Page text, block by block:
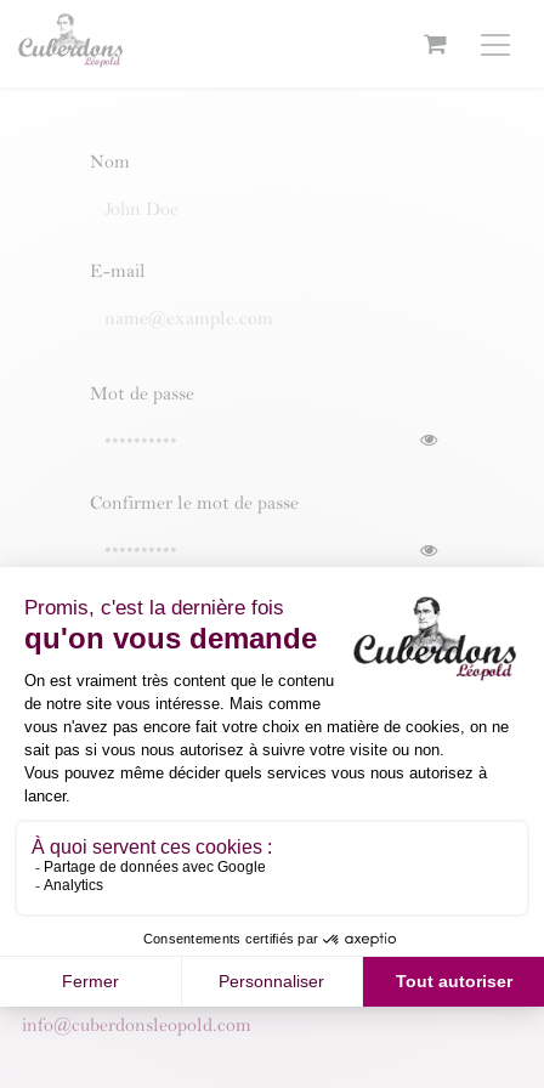
Se rendre au contenu
Nom
E-mail
Mot de passe
Confirmer le mot de passe
Se connecter
Vous avez déjà un compte ?
Appelez-nous
Envoyez-nous un e-mail
info@cuberdonsleopold.com